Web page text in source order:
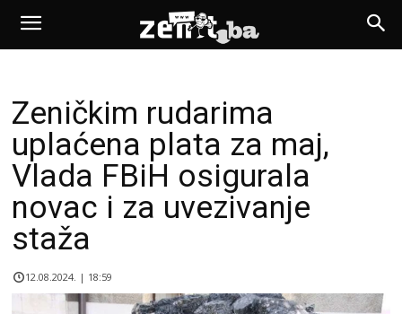
Zeničkim rudarima
uplaćena plata za maj,
Vlada FBiH osigurala
novac i za uvezivanje
staža
12.08.2024. | 18:59